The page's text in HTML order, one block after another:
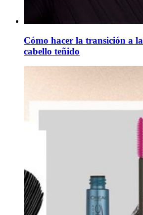
Cómo hacer la transición a
cabello teñido